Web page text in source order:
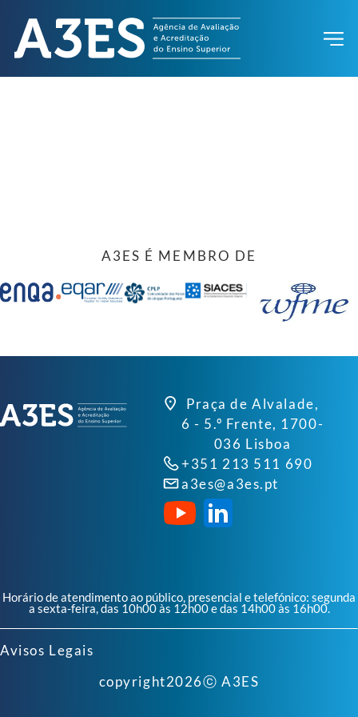
A3ES É MEMBRO DE
Praça de Alvalade,
6 - 5.º Frente, 1700-
036 Lisboa
+351 213 511 690
a3es@a3es.pt
Horário de atendimento ao público, presencial e telefónico: segunda
a sexta-feira, das 10h00 às 12h00 e das 14h00 às 16h00.
Avisos Legais
copyright2026ⓒ A3ES